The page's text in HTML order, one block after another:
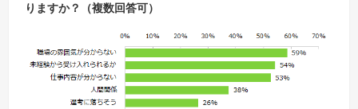
りますか？（複数回答可）